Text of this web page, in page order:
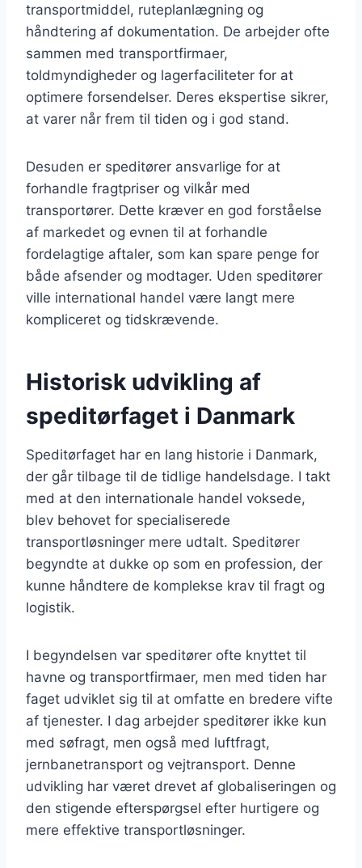
transportmiddel, ruteplanlægning og
håndtering af dokumentation. De arbejder ofte
sammen med transportfirmaer,
toldmyndigheder og lagerfaciliteter for at
optimere forsendelser. Deres ekspertise sikrer,
at varer når frem til tiden og i god stand.
Desuden er speditører ansvarlige for at
forhandle fragtpriser og vilkår med
transportører. Dette kræver en god forståelse
af markedet og evnen til at forhandle
fordelagtige aftaler, som kan spare penge for
både afsender og modtager. Uden speditører
ville international handel være langt mere
kompliceret og tidskrævende.
Historisk udvikling af
speditørfaget i Danmark
Speditørfaget har en lang historie i Danmark,
der går tilbage til de tidlige handelsdage. I takt
med at den internationale handel voksede,
blev behovet for specialiserede
transportløsninger mere udtalt. Speditører
begyndte at dukke op som en profession, der
kunne håndtere de komplekse krav til fragt og
logistik.
I begyndelsen var speditører ofte knyttet til
havne og transportfirmaer, men med tiden har
faget udviklet sig til at omfatte en bredere vifte
af tjenester. I dag arbejder speditører ikke kun
med søfragt, men også med luftfragt,
jernbanetransport og vejtransport. Denne
udvikling har været drevet af globaliseringen og
den stigende efterspørgsel efter hurtigere og
mere effektive transportløsninger.